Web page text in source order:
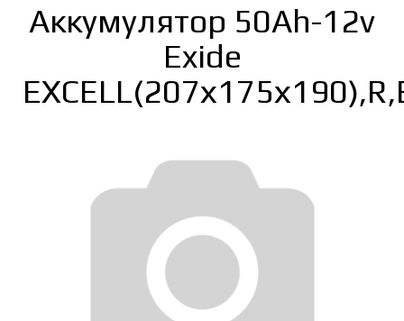
Аккумулятор 50Ah-12v
Exide